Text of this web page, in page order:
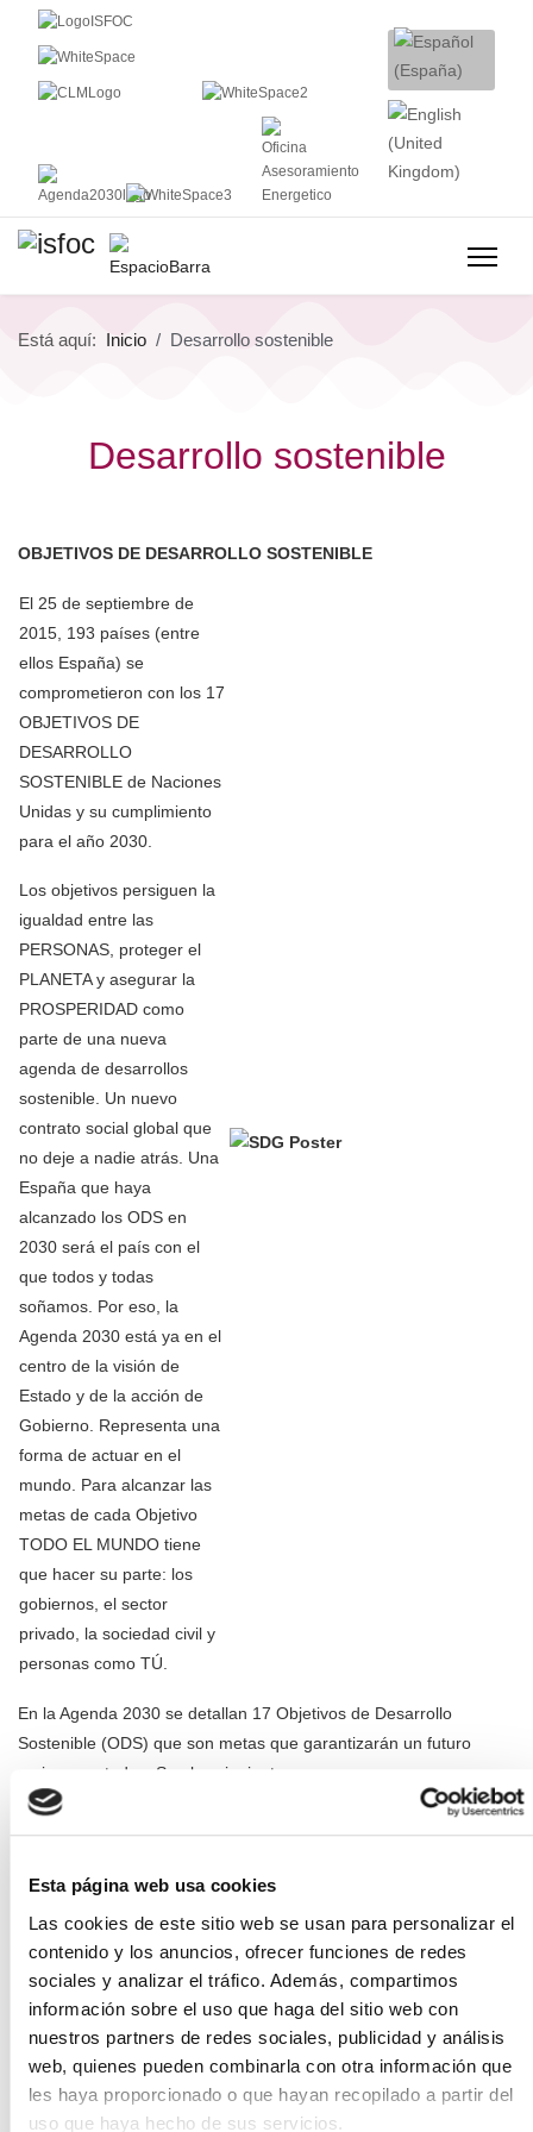
Esta página web usa cookies
Las cookies de este sitio web se usan para personalizar el
contenido y los anuncios, ofrecer funciones de redes
sociales y analizar el tráfico. Además, compartimos
información sobre el uso que haga del sitio web con
nuestros partners de redes sociales, publicidad y análisis
web, quienes pueden combinarla con otra información que
les haya proporcionado o que hayan recopilado a partir del
uso que haya hecho de sus servicios.
Está aquí: Inicio Desarrollo sostenible
Desarrollo sostenible
OBJETIVOS DE DESARROLLO SOSTENIBLE
El 25 de septiembre de
2015, 193 países (entre
ellos España) se
comprometieron con los 17
OBJETIVOS DE
DESARROLLO
SOSTENIBLE de Naciones
Unidas y su cumplimiento
para el año 2030.
Los objetivos persiguen la
igualdad entre las
PERSONAS, proteger el
PLANETA y asegurar la
PROSPERIDAD como
parte de una nueva
agenda de desarrollos
sostenible. Un nuevo
contrato social global que
no deje a nadie atrás. Una
España que haya
alcanzado los ODS en
2030 será el país con el
que todos y todas
soñamos. Por eso, la
Agenda 2030 está ya en el
centro de la visión de
Estado y de la acción de
Gobierno. Representa una
forma de actuar en el
mundo. Para alcanzar las
metas de cada Objetivo
TODO EL MUNDO tiene
que hacer su parte: los
gobiernos, el sector
privado, la sociedad civil y
personas como TÚ.
En la Agenda 2030 se detallan 17 Objetivos de Desarrollo
Sostenible (ODS) que son metas que garantizarán un futuro
mejor para todos. Son los siguientes:
Poner fin a la pobreza en todas sus formas en todo el mundo.
de la nutrición y promover la agricultura sostenible.
Garantizar una vida sana y promover el bienestar para todos
en todas las edades.
Garantizar una educación inclusiva, equitativa y de calidad y
promover oportunidades de aprendizaje durante toda la vida
de todos.
Lograr la igualdad entre los géneros y empoderar a todas las